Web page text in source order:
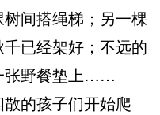
间搭绳梯；另一棵
已经架好；不远的
张野餐垫上……
的孩子们开始爬